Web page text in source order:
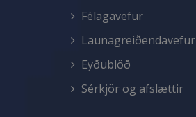
Félagavefur
Launagreiðendavefur
Eyðublöð
Sérkjör og afslættir